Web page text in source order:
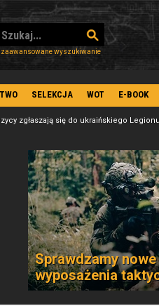
zaawansowane wyszukiwanie
SELEKCJA WOT E-BOOK
zgłaszają się do ukraińskiego Legionu
Sprawdzamy
wyposażenia